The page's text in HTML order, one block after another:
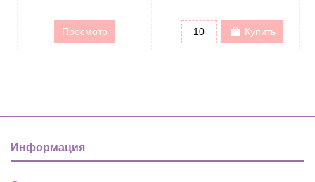
Просмотр Купить
Информация